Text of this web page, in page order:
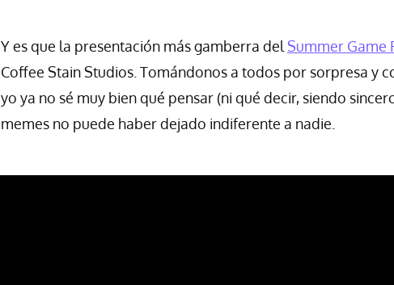
Y es que la presentación más gamberra del Summer Game
Coffee Stain Studios. Tomándonos a todos por sorpresa y
yo ya no sé muy bien qué pensar (ni qué decir, siendo
memes no puede haber dejado indiferente a nadie.